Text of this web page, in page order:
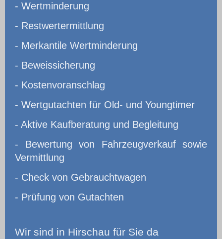
- Wertminderung
- Restwertermittlung
- Merkantile Wertminderung
- Beweissicherung
- Kostenvoranschlag
- Wertgutachten für Old- und Youngtimer
- Aktive Kaufberatung und Begleitung
- Bewertung von Fahrzeugverkauf sowie
Vermittlung
- Check von Gebrauchtwagen
- Prüfung von Gutachten
Wir sind in Hirschau für Sie da